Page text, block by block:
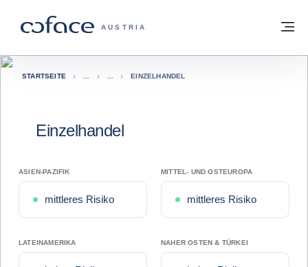
COFACE FOR TRADE - WEBSEITE DER
AUSTRIA
Zurück zur Startseite
STARTSEITE EINZELHANDEL
Einzelhandel
ASIEN-PAZIFIK
mittleres Risiko
MITTEL- UND OSTEUROPA
mittleres Risiko
LATEINAMERIKA NAHER OSTEN & TÜRKEI